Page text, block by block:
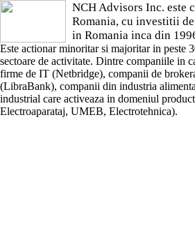
NCH Advisors Inc. este
Romania, cu investitii
in Romania inca din
Este actionar minoritar si majoritar in peste
sectoare de activitate. Dintre companiile in
firme de IT (Netbridge), companii de
(LibraBank), companii din industria
industrial care activeaza in domeniul
Electroaparataj, UMEB, Electrotehnica).